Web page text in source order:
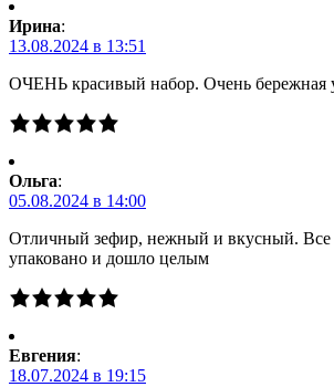
Ирина:
13.08.2024 в 13:51
ОЧЕНЬ красивый набор. Очень бережная
Ольга:
05.08.2024 в 14:00
Отличный зефир, нежный и вкусный.
упаковано и дошло целым
Евгения:
18.07.2024 в 19:15